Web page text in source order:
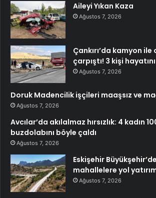
Aileyi Yıkan Kaza
Ağustos 7, 2026
Çankırı’da kamyon
çarpıştı! 3 kişi
Ağustos 7, 2026
Doruk Madencilik işçileri maaşsız ve
Ağustos 7, 2026
Avcılar’da akılalmaz hırsızlık: 4 kadın
buzdolabını böyle çaldı
Ağustos 7, 2026
Eskişehir
mahallelere yol
Ağustos 7, 2026